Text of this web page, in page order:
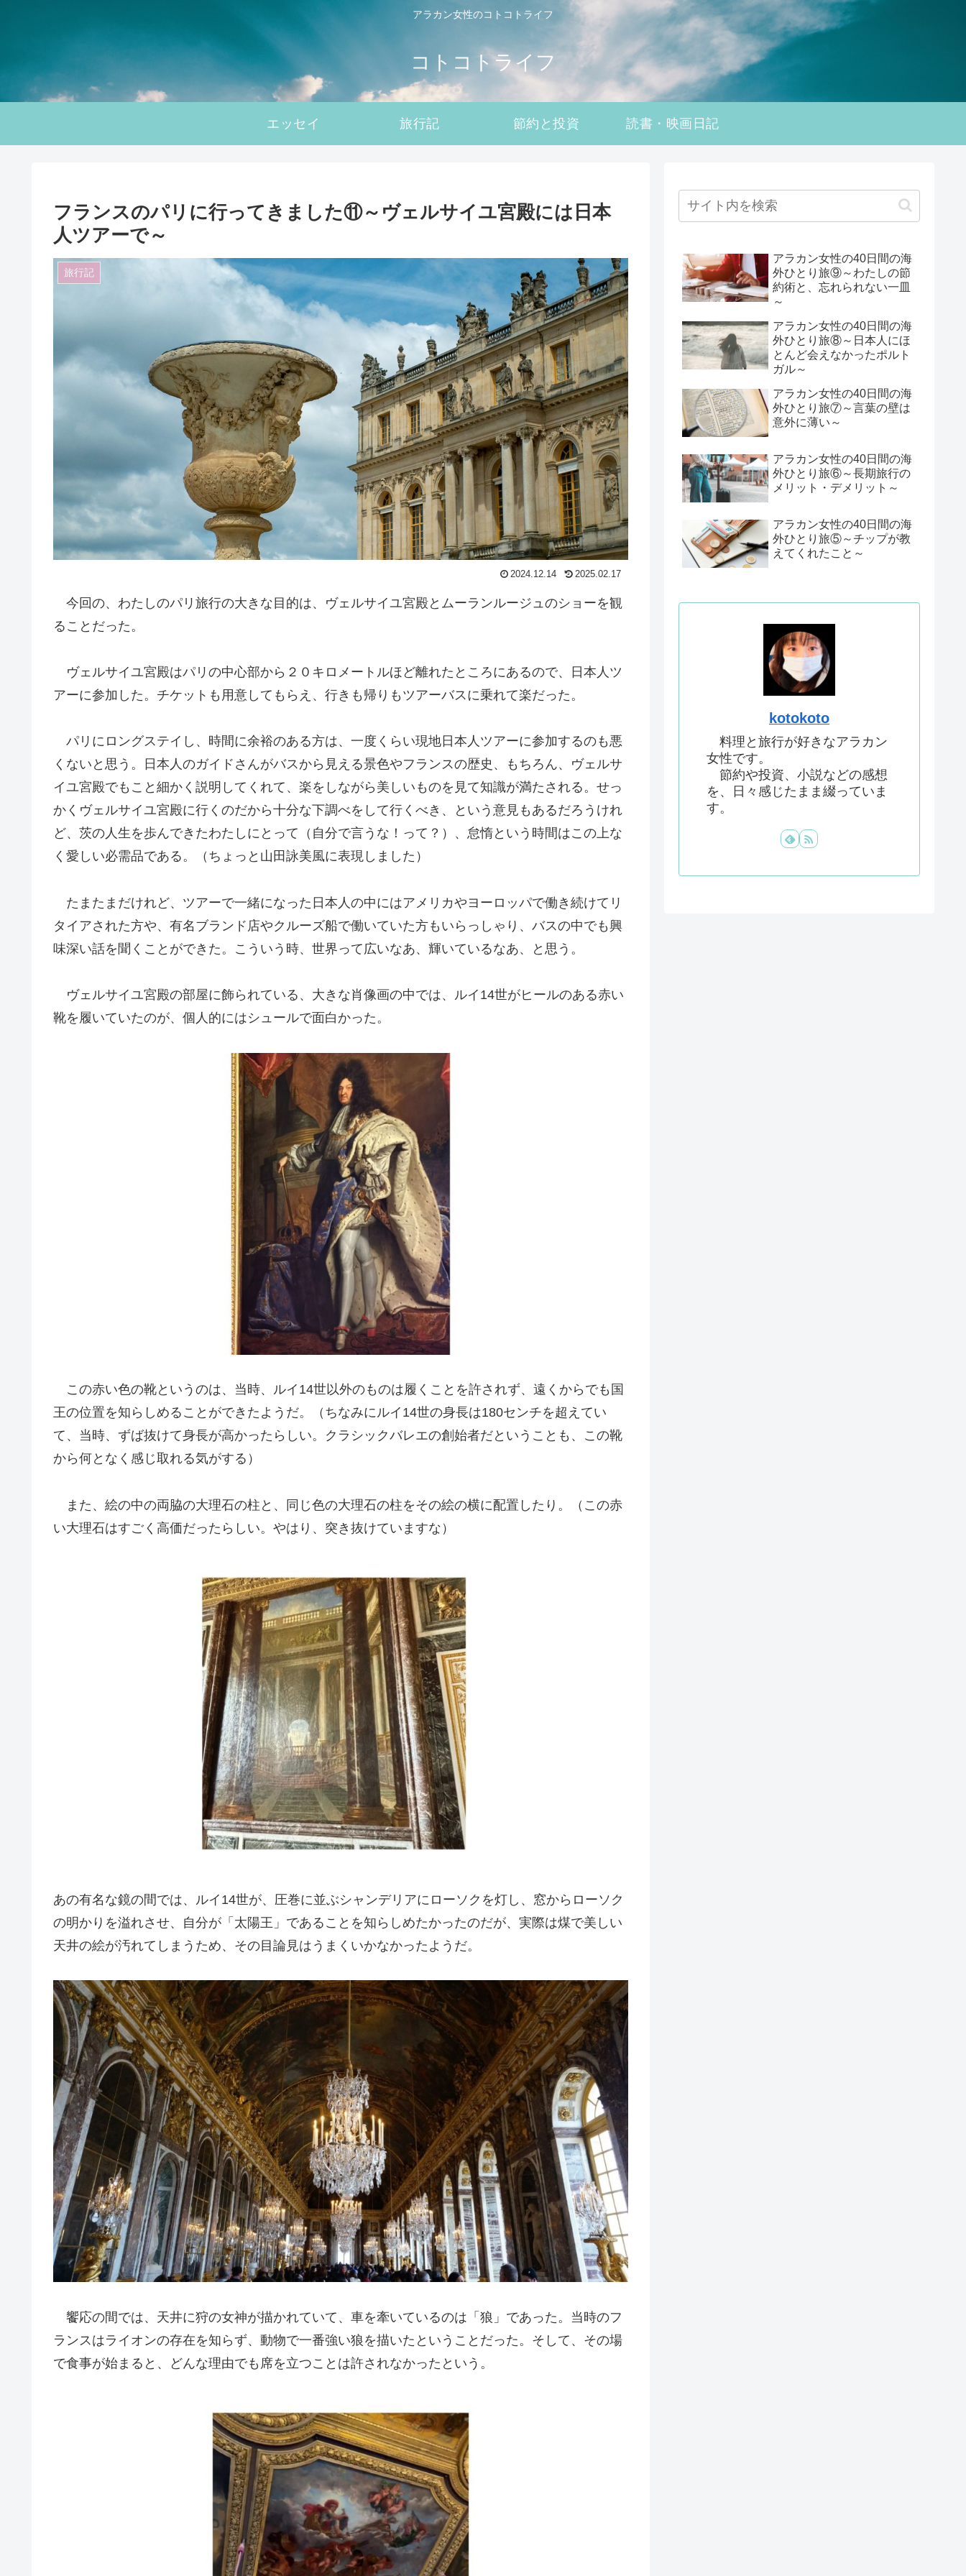
アラカン女性のコトコトライフ
コトコトライフ
エッセイ 旅行記 節約と投資 読書・映画日記
フランスのパリに行ってきました⑪～ヴェルサイユ宮殿には日本
人ツアーで～
旅行記
2024.12.14 2025.02.17
今回の、わたしのパリ旅行の大きな目的は、ヴェルサイユ宮殿とムーランルージュのショーを観
ることだった。
ヴェルサイユ宮殿はパリの中心部から２０キロメートルほど離れたところにあるので、日本人ツ
アーに参加した。チケットも用意してもらえ、行きも帰りもツアーバスに乗れて楽だった。
パリにロングステイし、時間に余裕のある方は、一度くらい現地日本人ツアーに参加するのも悪
くないと思う。日本人のガイドさんがバスから見える景色やフランスの歴史、もちろん、ヴェルサ
イユ宮殿でもこと細かく説明してくれて、楽をしながら美しいものを見て知識が満たされる。せっ
かくヴェルサイユ宮殿に行くのだから十分な下調べをして行くべき、という意見もあるだろうけれ
ど、茨の人生を歩んできたわたしにとって（自分で言うな！って？）、怠惰という時間はこの上な
く愛しい必需品である。（ちょっと山田詠美風に表現しました）
たまたまだけれど、ツアーで一緒になった日本人の中にはアメリカやヨーロッパで働き続けてリ
タイアされた方や、有名ブランド店やクルーズ船で働いていた方もいらっしゃり、バスの中でも興
味深い話を聞くことができた。こういう時、世界って広いなあ、輝いているなあ、と思う。
ヴェルサイユ宮殿の部屋に飾られている、大きな肖像画の中では、ルイ14世がヒールのある赤い
靴を履いていたのが、個人的にはシュールで面白かった。
この赤い色の靴というのは、当時、ルイ14世以外のものは履くことを許されず、遠くからでも国
王の位置を知らしめることができたようだ。（ちなみにルイ14世の身長は180センチを超えてい
て、当時、ずば抜けて身長が高かったらしい。クラシックバレエの創始者だということも、この靴
から何となく感じ取れる気がする）
また、絵の中の両脇の大理石の柱と、同じ色の大理石の柱をその絵の横に配置したり。（この赤
い大理石はすごく高価だったらしい。やはり、突き抜けていますな）
あの有名な鏡の間では、ルイ14世が、圧巻に並ぶシャンデリアにローソクを灯し、窓からローソク
の明かりを溢れさせ、自分が「太陽王」であることを知らしめたかったのだが、実際は煤で美しい
天井の絵が汚れてしまうため、その目論見はうまくいかなかったようだ。
饗応の間では、天井に狩の女神が描かれていて、車を牽いているのは「狼」であった。当時のフ
ランスはライオンの存在を知らず、動物で一番強い狼を描いたということだった。そして、その場
で食事が始まると、どんな理由でも席を立つことは許されなかったという。
アラカン女性の40日間の海
外ひとり旅⑨～わたしの節
約術と、忘れられない一皿
～
アラカン女性の40日間の海
外ひとり旅⑧～日本人にほ
とんど会えなかったポルト
ガル～
アラカン女性の40日間の海
外ひとり旅⑦～言葉の壁は
意外に薄い～
アラカン女性の40日間の海
外ひとり旅⑥～長期旅行の
メリット・デメリット～
アラカン女性の40日間の海
外ひとり旅⑤～チップが教
えてくれたこと～
kotokoto
料理と旅行が好きなアラカン
女性です。
節約や投資、小説などの感想
を、日々感じたまま綴っていま
す。